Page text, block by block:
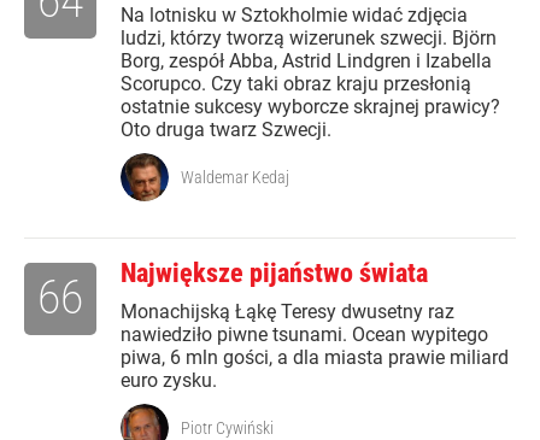
Na lotnisku w Sztokholmie widać zdjęcia
ludzi, którzy tworzą wizerunek szwecji. Björn
Borg, zespół Abba, Astrid Lindgren i Izabella
Scorupco. Czy taki obraz kraju przesłonią
ostatnie sukcesy wyborcze skrajnej prawicy?
Oto druga twarz Szwecji.
Waldemar Kedaj
Największe pijaństwo świata
Monachijską Łąkę Teresy dwusetny raz
nawiedziło piwne tsunami. Ocean wypitego
piwa, 6 mln gości, a dla miasta prawie miliard
euro zysku.
66
Piotr Cywiński